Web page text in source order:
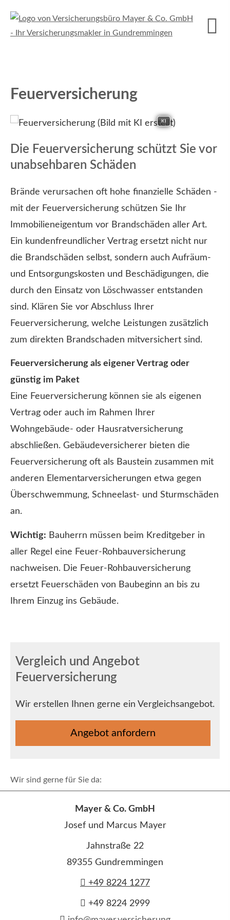
Feuerversicherung
KI
Die Feuerversicherung schützt Sie vor
unabsehbaren Schäden
Brände verursachen oft hohe finanzielle Schäden -
mit der Feuerversicherung schützen Sie Ihr
Immobilieneigentum vor Brandschäden aller Art.
Ein kundenfreundlicher Vertrag ersetzt nicht nur
die Brandschäden selbst, sondern auch Aufräum-
und Entsorgungskosten und Beschädigungen, die
durch den Einsatz von Löschwasser entstanden
sind. Klären Sie vor Abschluss Ihrer
Feuerversicherung, welche Leistungen zusätzlich
zum direkten Brandschaden mitversichert sind.
Feuerversicherung als eigener Vertrag oder
günstig im Paket
Eine Feuerversicherung können sie als eigenen
Vertrag oder auch im Rahmen Ihrer
Wohngebäude- oder Haus­rat­ver­si­che­rung
abschließen. Gebäudeversicherer bieten die
Feuerversicherung oft als Baustein zusammen mit
anderen Elementarversicherungen etwa gegen
Überschwemmung, Schneelast- und Sturmschäden
an.
Wichtig: Bauherrn müssen beim Kreditgeber in
aller Regel eine Feuer-Rohbauversicherung
nachweisen. Die Feuer-Rohbauversicherung
ersetzt Feuerschäden von Baubeginn an bis zu
Ihrem Einzug ins Gebäude.
Vergleich und Angebot
Feuerversicherung
Wir erstellen Ihnen gerne ein Vergleichsangebot.
An­ge­bot an­for­dern
Wir sind gerne für Sie da:
Mayer & Co. GmbH
Josef und Marcus Mayer
Jahnstraße 22
89355 Gundremmingen
+49 8224 1277
+49 8224 2999